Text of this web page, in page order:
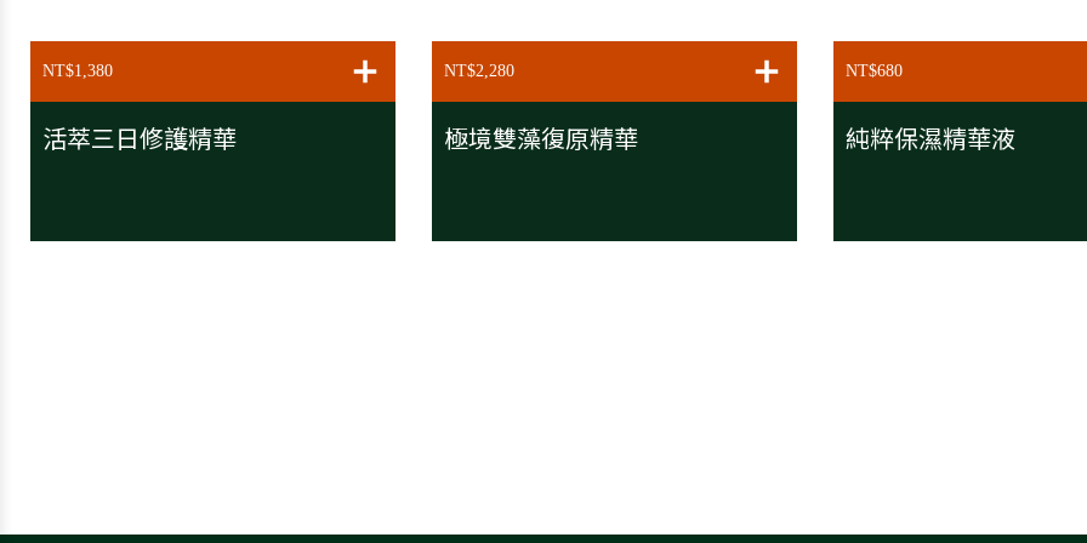
加入購物車
NT$1,380
活萃三日修護精華
加入購物車
NT$2,280
極境雙藻復原精華
NT$680
純粹保濕精華液